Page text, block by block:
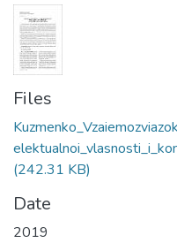
Files
(242.31 KB)
Date
2019